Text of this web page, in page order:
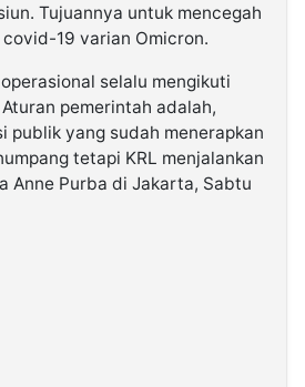
Tujuannya untuk mencegah
19 varian Omicron.
selalu mengikuti
pemerintah adalah,
publik yang sudah menerapkan
tetapi KRL menjalankan
Anne Purba di Jakarta, Sabtu